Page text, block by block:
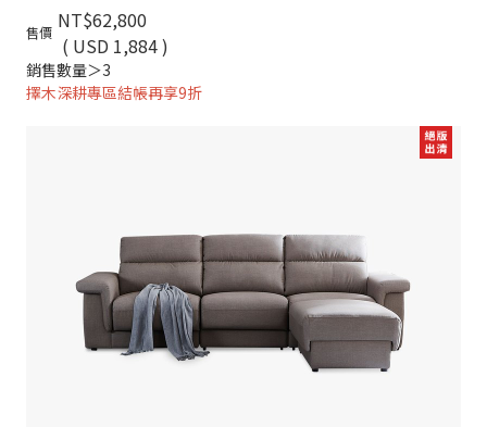
售價 NT$62,800
( USD 1,884 )
銷售數量＞3
擇木深耕專區結帳再享9折